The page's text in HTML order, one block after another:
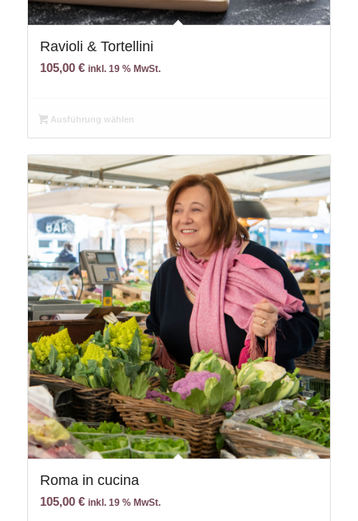
Ravioli & Tortellini
105,00 € inkl. 19 % MwSt.
Ausführung wählen
Roma in cucina
105,00 € inkl. 19 % MwSt.